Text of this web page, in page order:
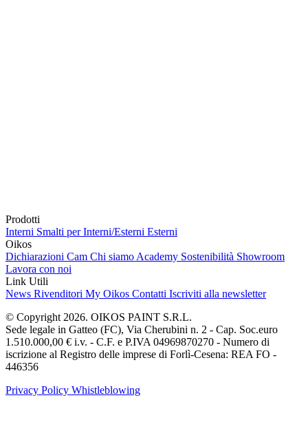
Prodotti
Interni Smalti per Interni/Esterni Esterni
Oikos
Dichiarazioni Cam Chi siamo Academy Sostenibilità Showroom
Lavora con noi
Link Utili
News Rivenditori My Oikos Contatti Iscriviti alla newsletter
© Copyright 2026. OIKOS PAINT S.R.L.
Sede legale in Gatteo (FC), Via Cherubini n. 2 - Cap. Soc.euro
1.510.000,00 € i.v. - C.F. e P.IVA 04969870270 - Numero di
iscrizione al Registro delle imprese di Forlì-Cesena: REA FO -
446356
Privacy Policy Whistleblowing